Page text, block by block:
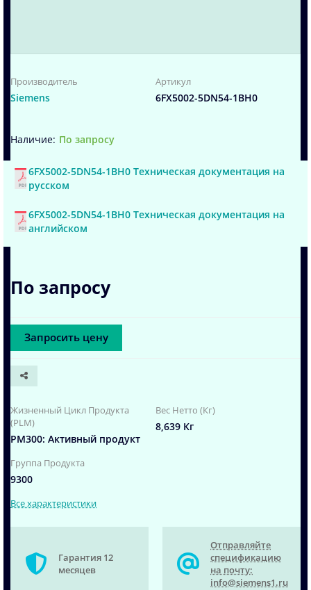
Производитель
Siemens
Артикул
6FX5002-5DN54-1BH0
По запросу
6FX5002-5DN54-1BH0 Техническая документация на
русском
6FX5002-5DN54-1BH0 Техническая документация на
английском
По запросу
Запросить цену
Жизненный Цикл Продукта
(PLM)
PM300: Активный продукт
Вес Нетто (Кг)
8,639 Кг
Группа Продукта
9300
Все характеристики
Гарантия 12
месяцев
Отправляйте
спецификацию
на почту:
info@siemens1.ru